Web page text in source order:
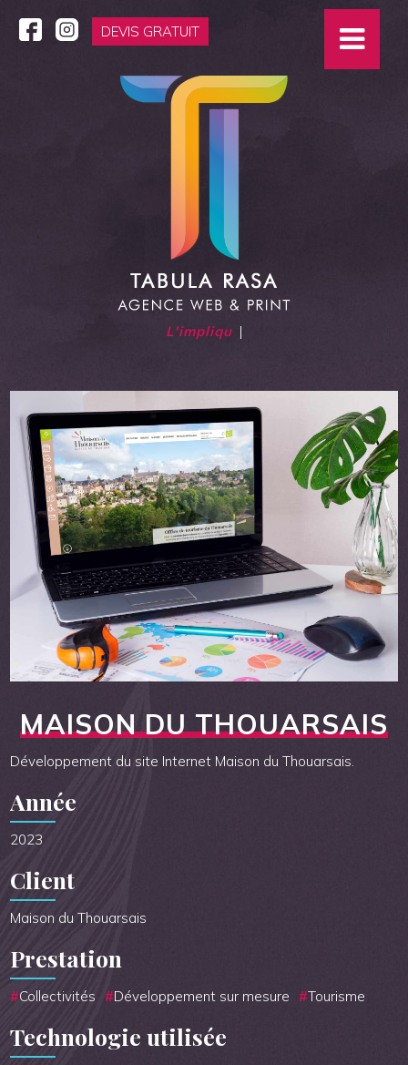
DEVIS GRATUIT
L'impliquée
MAISON DU THOUARSAIS
Développement du site Internet Maison du Thouarsais.
Année
2023
Client
Maison du Thouarsais
Prestation
Collectivités Développement sur mesure Tourisme
Technologie utilisée